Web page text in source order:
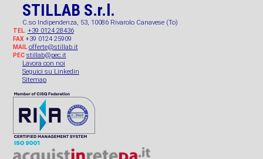
STILLAB S.r.l.
C.so Indipendenza, 53, 10086 Rivarolo Canavese (To)
TEL. +39 0124 28436
FAX+39 0124 25909
MAIL offerte@stillab.it
PEC stillab@pec.it
Lavora con noi
Seguici su Linkedin
Sitemap